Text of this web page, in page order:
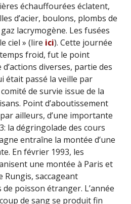
échauffourées éclatent,
d’acier, boulons, plombs de
lacrymogène. Les fusées
ciel » (lire ici). Cette journée
froid, fut le point
d’actions diverses, partie des
était passé la veille par
de survie issue de la
Point d’aboutissement
ailleurs, d’une importante
la dégringolade des cours
entraîne la montée d’une
En février 1993, les
une montée à Paris et
Rungis, saccageant
poisson étranger. L’année
de sang se produit fin